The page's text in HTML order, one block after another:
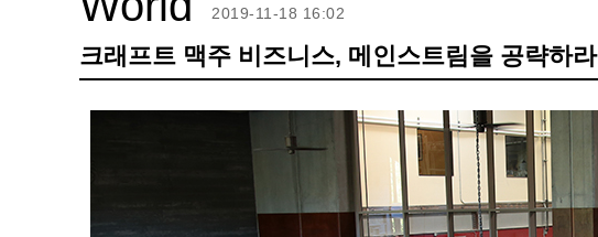
크래프트 맥주 비즈니스, 메인스트림을 공략하라
2019-11-18 16:02